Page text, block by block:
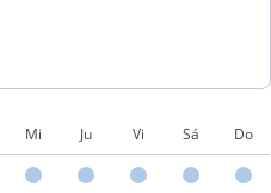
Mi Ju Vi Sá Do